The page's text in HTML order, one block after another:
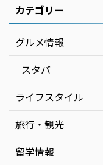
カテゴリー
グルメ情報
スタバ
ライフスタイル
旅行・観光
留学情報